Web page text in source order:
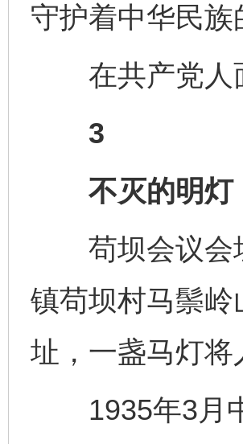
守护着中华民
在共产党人
3
不灭的明灯
苟坝会议会址
镇苟坝村马鬃
址，一盏马灯
1935年3月中